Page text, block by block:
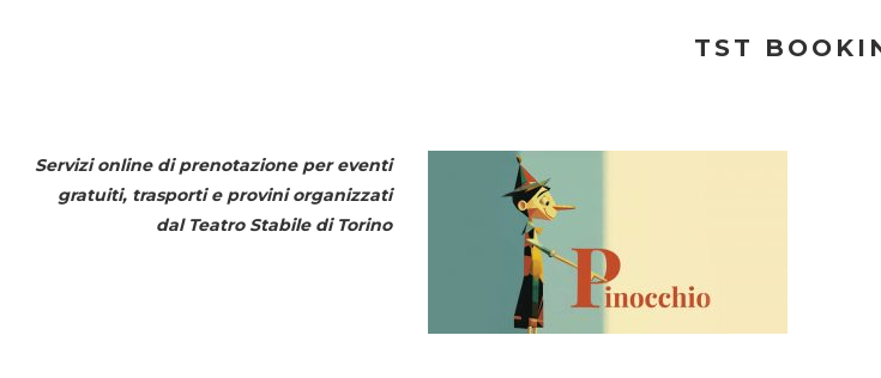
TST
Servizi online di prenotazione per eventi
gratuiti, trasporti e provini organizzati
dal Teatro Stabile di Torino